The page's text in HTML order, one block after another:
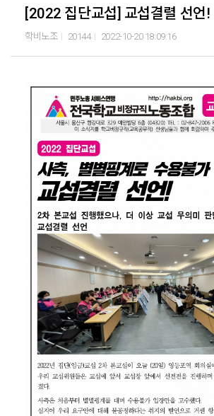
[2022 집단교섭] 교섭결렬 선언!
학비노조 20144 2022-10-20 18:09:16